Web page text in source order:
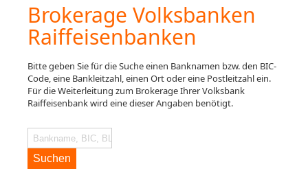
Brokerage Volksbanken
Raiffeisenbanken
Bitte geben Sie für die Suche einen Banknamen bzw. den BIC-
Code, eine Bankleitzahl, einen Ort oder eine Postleitzahl ein.
Für die Weiterleitung zum Brokerage Ihrer Volksbank
Raiffeisenbank wird eine dieser Angaben benötigt.
Suchen